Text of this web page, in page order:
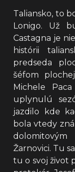
Taliansko, to
Lonigo. Už
Castagna je
histórii
predseda
šéfom
Michele
uplynulú
jazdilo kde
bola vtedy
Žarnovici. Tu
tu o svoj život